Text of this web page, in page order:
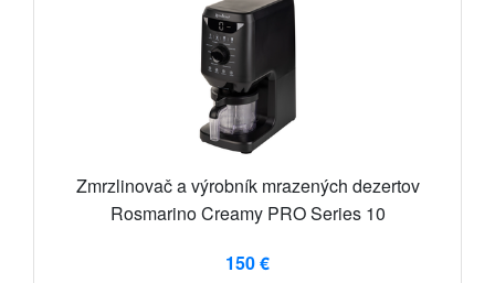
Zmrzlinovač a výrobník mrazených dezertov
Rosmarino Creamy PRO Series 10
150 €